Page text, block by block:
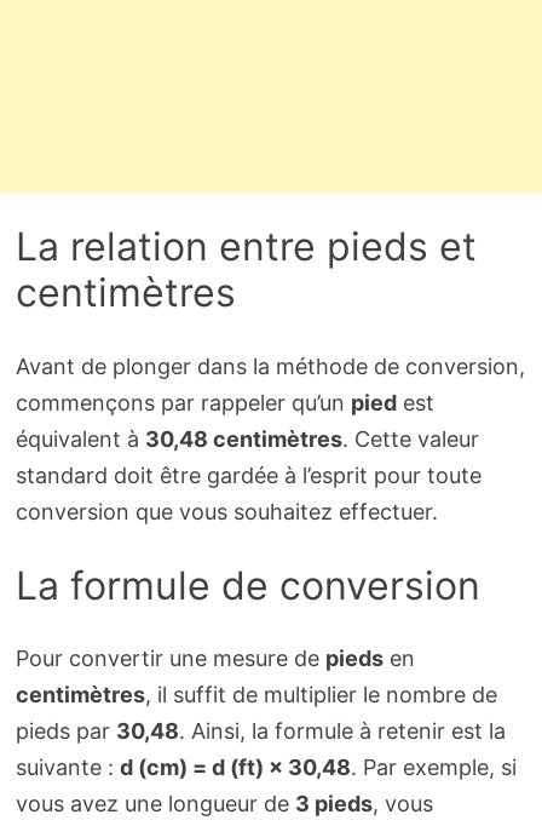
La relation entre pieds et
centimètres
Avant de plonger dans la méthode de conversion,
commençons par rappeler qu’un piedest
équivalent à 30,48 centimètres. Cette valeur
standard doit être gardée à l’esprit pour toute
conversion que vous souhaitez effectuer.
La formule de conversion
Pour convertir une mesure de piedsen
centimètres, il suffit de multiplier le nombre de
pieds par 30,48. Ainsi, la formule à retenir est la
suivante : d (cm) = d (ft) × 30,48. Par exemple, si
vous avez une longueur de 3 pieds, vous